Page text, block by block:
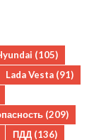
(105)
Lada Vesta (91)
(209)
ПДД (136)